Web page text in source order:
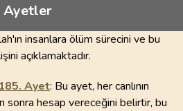
Ayetler
insanlara ölüm sürecini ve bu
açıklamaktadır.
185. Ayet: Bu ayet, her canlının
sonra hesap vereceğini belirtir, bu